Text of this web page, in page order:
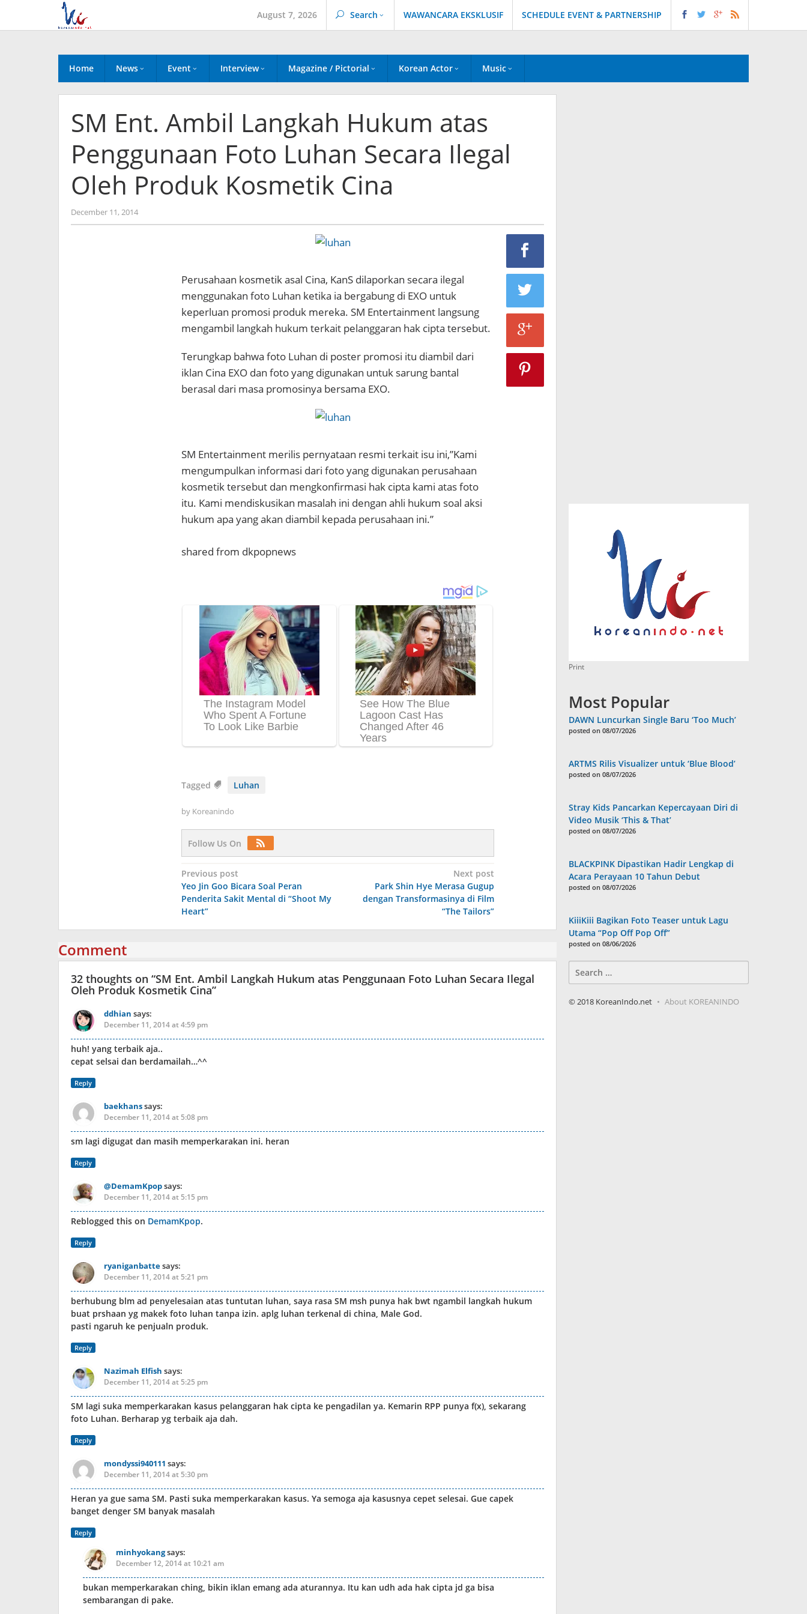
content
August 7, 2026 Search WAWANCARA EKSKLUSIF SCHEDULE EVENT & PARTNERSHIP
Home News Event Interview Magazine / Pictorial Korean Actor Music
SM Ent. Ambil Langkah Hukum atas
Penggunaan Foto Luhan Secara Ilegal
Oleh Produk Kosmetik Cina
December 11, 2014by
Koreanindo
Perusahaan kosmetik asal Cina, KanS dilaporkan secara ilegal
menggunakan foto Luhan ketika ia bergabung di EXO untuk
keperluan promosi produk mereka. SM Entertainment langsung
mengambil langkah hukum terkait pelanggaran hak cipta tersebut.
Terungkap bahwa foto Luhan di poster promosi itu diambil dari
iklan Cina EXO dan foto yang digunakan untuk sarung bantal
berasal dari masa promosinya bersama EXO.
SM Entertainment merilis pernyataan resmi terkait isu ini,”Kami
mengumpulkan informasi dari foto yang digunakan perusahaan
kosmetik tersebut dan mengkonfirmasi hak cipta kami atas foto
itu. Kami mendiskusikan masalah ini dengan ahli hukum soal aksi
hukum apa yang akan diambil kepada perusahaan ini.”
shared from dkpopnews
Tagged Luhan
by Koreanindo
Follow Us On
Post
navigation
Previous post
Yeo Jin Goo Bicara Soal Peran
Penderita Sakit Mental di “Shoot My
Heart”
Next post
Park Shin Hye Merasa Gugup
dengan Transformasinya di Film
“The Tailors”
Comment
32 thoughts on “SM Ent. Ambil Langkah Hukum atas Penggunaan Foto Luhan Secara Ilegal
Oleh Produk Kosmetik Cina”
ddhian says:
December 11, 2014 at 4:59 pm
huh! yang terbaik aja..
cepat selsai dan berdamailah…^^
Reply
baekhanssays:
December 11, 2014 at 5:08 pm
sm lagi digugat dan masih memperkarakan ini. heran
Reply
@DemamKpopsays:
December 11, 2014 at 5:15 pm
Reblogged this on DemamKpop.
Reply
ryaniganbattesays:
December 11, 2014 at 5:21 pm
berhubung blm ad penyelesaian atas tuntutan luhan, saya rasa SM msh punya hak bwt ngambil langkah hukum
buat prshaan yg makek foto luhan tanpa izin. aplg luhan terkenal di china, Male God.
pasti ngaruh ke penjualn produk.
Reply
Nazimah Elfish says:
December 11, 2014 at 5:25 pm
SM lagi suka memperkarakan kasus pelanggaran hak cipta ke pengadilan ya. Kemarin RPP punya f(x), sekarang
foto Luhan. Berharap yg terbaik aja dah.
Reply
mondyssi940111 says:
December 11, 2014 at 5:30 pm
Heran ya gue sama SM. Pasti suka memperkarakan kasus. Ya semoga aja kasusnya cepet selesai. Gue capek
banget denger SM banyak masalah
Reply
minhyokangsays:
December 12, 2014 at 10:21 am
bukan memperkarakan ching, bikin iklan emang ada aturannya. Itu kan udh ada hak cipta jd ga bisa
sembarangan di pake.
Print
Most Popular
DAWN Luncurkan Single Baru ‘Too Much’
posted on 08/07/2026
ARTMS Rilis Visualizer untuk ‘Blue Blood’
posted on 08/07/2026
Stray Kids Pancarkan Kepercayaan Diri di
Video Musik ‘This & That’
posted on 08/07/2026
BLACKPINK Dipastikan Hadir Lengkap di
Acara Perayaan 10 Tahun Debut
posted on 08/07/2026
KiiiKiii Bagikan Foto Teaser untuk Lagu
Utama “Pop Off Pop Off”
posted on 08/06/2026
for:
© 2018 KoreanIndo.net About KOREANINDO